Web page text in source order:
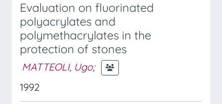
Evaluation on fluorinated
polyacrylates and
polymethacrylates in the
protection of stones
MATTEOLI, Ugo;
1992